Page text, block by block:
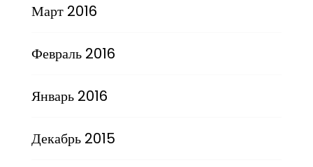
Март 2016
Февраль 2016
Январь 2016
Декабрь 2015